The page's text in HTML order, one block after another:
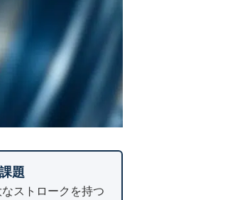
題
ストロークを持つ